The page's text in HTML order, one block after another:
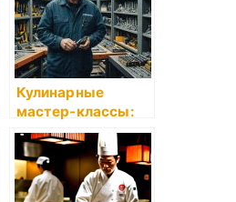
Кулинарные
мастер-классы:
стоит ли идти